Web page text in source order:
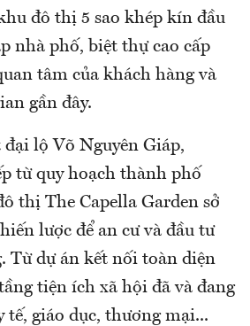
đô thị 5 sao khép kín đầu
nhà phố, biệt thự cao cấp
tâm của khách hàng và
gần đây.
lộ Võ Nguyên Giáp,
từ quy hoạch thành phố
thị The Capella Garden sở
lược để an cư và đầu tư
Từ dự án kết nối toàn diện
tiện ích xã hội đã và đang
tế, giáo dục, thương mại...